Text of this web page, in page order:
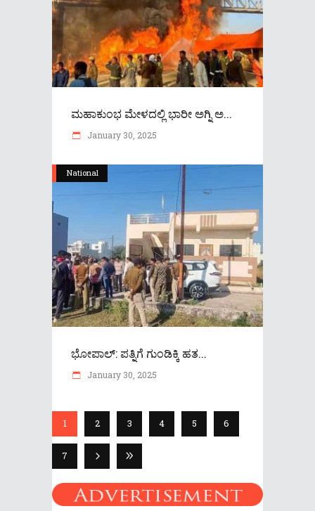
ಮಹಾಕುಂಭ ಮೇಳದಲ್ಲಿ ಭಾರೀ ಅಗ್ನಿ ಅ...
January 30, 2025
National
ಭೋಪಾಲ್‌: ಪತ್ನಿಗೆ ಗುಂಡಿಕ್ಕಿ ಹತ...
January 30, 2025
1 2 3 4 5 6
7